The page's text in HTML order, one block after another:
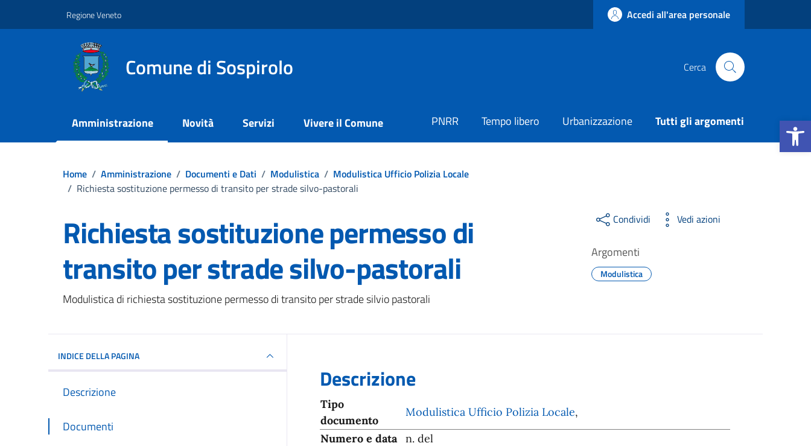
Apri la
Regione Veneto Accedi all'area personale
Comune di Sospirolo Cerca
Amministrazione Novità Servizi Vivere il Comune PNRR Tempo libero Urbanizzazione Tutti gli argomenti
Home / Amministrazione / Documenti e Dati / Modulistica / Modulistica Ufficio Polizia Locale
/ Richiesta sostituzione permesso di transito per strade silvo-pastorali
Richiesta sostituzione permesso di
transito per strade silvo-pastorali
Dettagli del documento
Modulistica di richiesta sostituzione permesso di transito per strade silvio pastorali
Condividi Vedi azioni
Argomenti
Modulistica
INDICE DELLA PAGINA
Descrizione
Documenti
Descrizione
Tipo
documento
Modulistica Ufficio Polizia Locale,
Numero e data
n. del